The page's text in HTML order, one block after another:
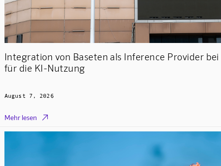
Integration von Baseten als Inference Provider
für die KI-Nutzung
August 7, 2026
Mehr lesen 